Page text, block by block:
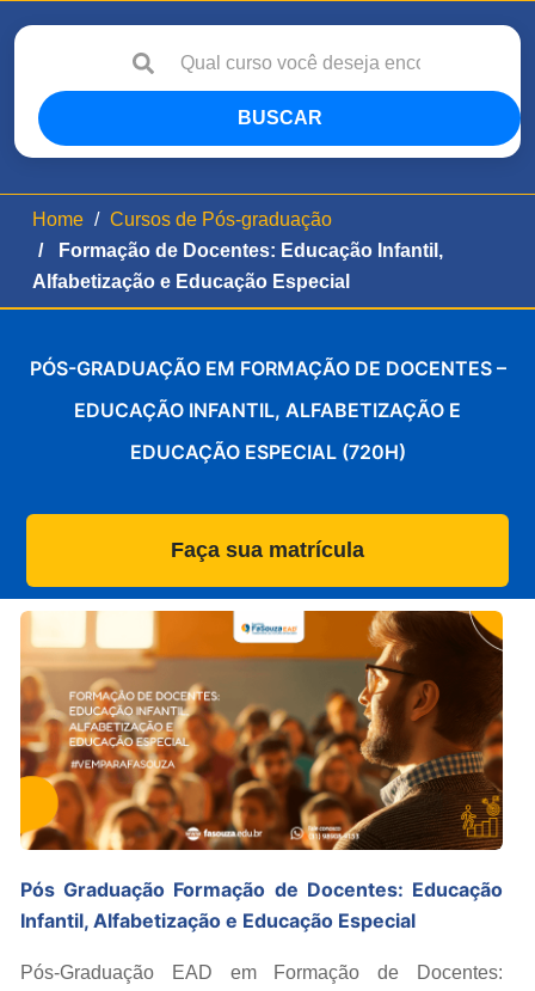
BUSCAR
Home
Cursos de Pós-graduação
Formação de Docentes: Educação Infantil,
Alfabetização e Educação Especial
PÓS-GRADUAÇÃO EM FORMAÇÃO DE DOCENTES –
EDUCAÇÃO INFANTIL, ALFABETIZAÇÃO E
EDUCAÇÃO ESPECIAL (720H)
Faça sua matrícula
Pós Graduação Formação de Docentes: Educação
Infantil, Alfabetização e Educação Especial
Pós-Graduação EAD em Formação de Docentes: